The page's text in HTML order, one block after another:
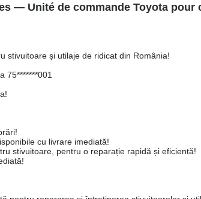
— Unité de commande Toyota pour
stivuitoare și utilaje de ridicat din România!
75*******001
cu livrare imediată!
stivuitoare, pentru o reparație rapidă și eficientă!